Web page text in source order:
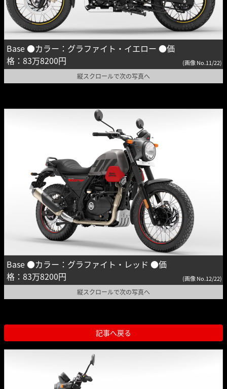
Base ●カラー：グラファイト・イエロー ●価
格：83万8200円
(画像 No.11/22)
縦スクロールで次の写真へ
Base ●カラー：グラファイト・レッド ●価
格：83万8200円
(画像 No.12/22)
縦スクロールで次の写真へ
記事へ戻る